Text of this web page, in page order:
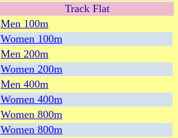
Track Flat
Men 100m
Women 100m
Men 200m
Women 200m
Men 400m
Women 400m
Women 800m
Women 800m